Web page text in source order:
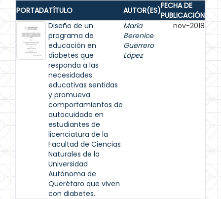
PORTADATÍTULO AUTOR(ES)FECHA DE
PUBLICACIÓN
Diseño de un
programa de
educación en
diabetes que
responda a las
necesidades
educativas sentidas
y promueva
comportamientos de
autocuidado en
estudiantes de
licenciatura de la
Facultad de Ciencias
Naturales de la
Universidad
Autónoma de
Querétaro que viven
con diabetes.
María
Berenice
Guerrero
López
nov-2018